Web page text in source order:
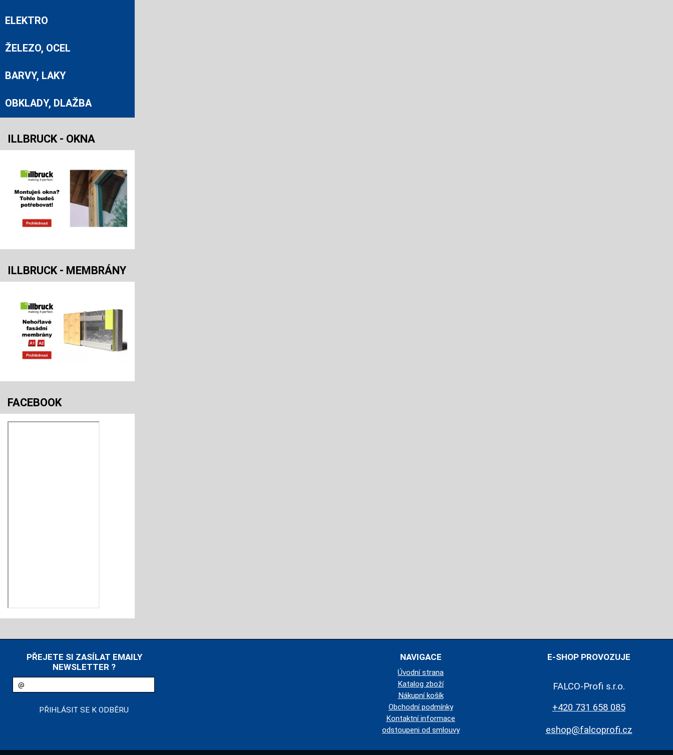
ELEKTRO
ŽELEZO, OCEL
BARVY, LAKY
OBKLADY, DLAŽBA
ILLBRUCK - OKNA
ILLBRUCK - MEMBRÁNY
FACEBOOK
PŘEJETE SI ZASÍLAT EMAILY
NEWSLETTER ?
NAVIGACE
Úvodní strana
Katalog zboží
Nákupní košík
Obchodní podmínky
Kontaktní informace
odstoupeni od smlouvy
E-SHOP PROVOZUJE
FALCO-Profi s.r.o.
+420 731 658 085
eshop@falcoprofi.cz